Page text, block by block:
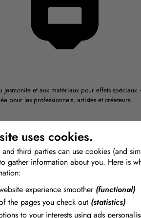
uses cookies.
third parties can use cookies (and
gather information about you. Here is
experience smoother (functional)
the pages you check out (statistics)
to your interests using ads
Jesmonite et aux matériaux pour effets
pour les professionnels, artistes et créateurs.